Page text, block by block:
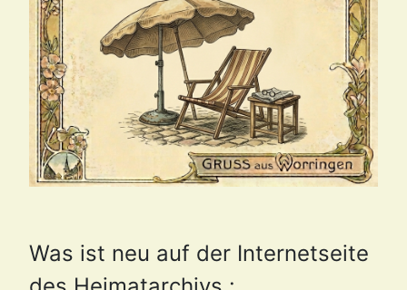
Was ist neu auf der Internetseite